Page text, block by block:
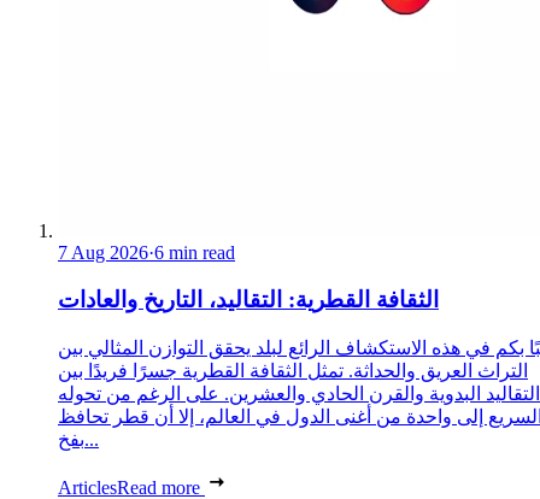
7 Aug 2026·6 min read
الثقافة القطرية: التقاليد، التاريخ والعادات
بكم في هذه الاستكشاف الرائع لبلد يحقق التوازن المثالي بين
التراث العريق والحداثة. تمثل الثقافة القطرية جسرًا فريدًا بين
التقاليد البدوية والقرن الحادي والعشرين. على الرغم من تحوله
إلى واحدة من أغنى الدول في العالم، إلا أن قطر تحافظ
بفخ...
ArticlesRead more